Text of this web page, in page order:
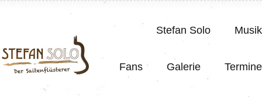
Stefan Solo Musik
Fans Galerie Termine